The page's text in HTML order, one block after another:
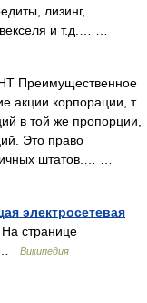
лизинг,
векселя и т.д.… …
Преимущественное
акции корпорации, т.
в той же пропорции,
Это право
штатов.… …
электросетевая
странице
…
Википедия